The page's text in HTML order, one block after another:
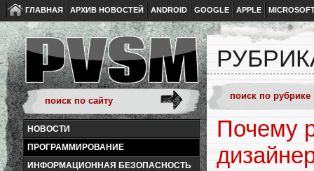
ГЛАВНАЯ АРХИВ НОВОСТЕЙ ANDROID GOOGLE APPLE
НОВОСТИ
ПРОГРАММИРОВАНИЕ
ИНФОРМАЦИОННАЯ БЕЗОПАСНОСТЬ
Почему